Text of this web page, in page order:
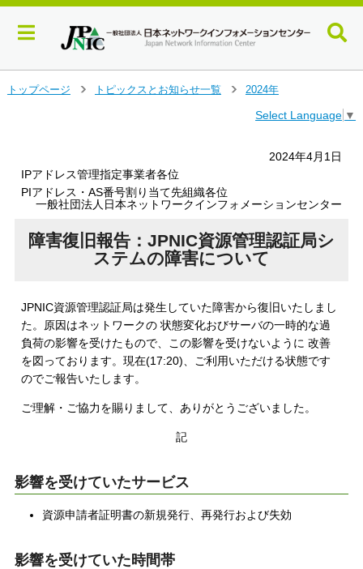
トップページ
トピックスとお知らせ一覧
2024年
Select Language ▼
2024年4月1日
IPアドレス管理指定事業者各位
PIアドレス・AS番号割り当て先組織各位
一般社団法人日本ネットワークインフォメーションセンター
障害復旧報告：JPNIC資源管理認証局シ
ステムの障害について
JPNIC資源管理認証局は発生していた障害から復旧いたしまし
た。原因はネットワークの 状態変化おびサーバの一時的な過
負荷の影響を受けたもので、この影響を受けないように 改善
を図っております。現在(17:20)、ご利用いただける状態です
のでご報告いたします。
ご理解・ご協力を賜りまして、ありがとうございました。
記
影響を受けていたサービス
資源申請者証明書の新規発行、再発行および失効
影響を受けていた時間帯